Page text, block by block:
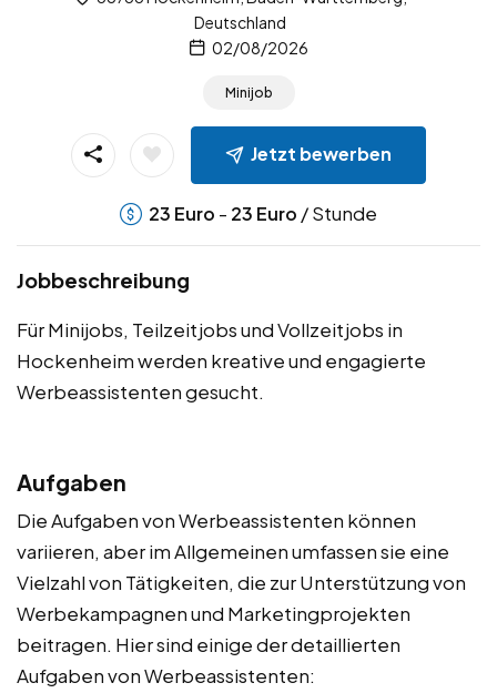
Deutschland
02/08/2026
Minijob
Jetzt bewerben
23 Euro - 23 Euro / Stunde
Jobbeschreibung
Für Minijobs, Teilzeitjobs und Vollzeitjobs in
Hockenheim werden kreative und engagierte
Werbeassistenten gesucht.
Aufgaben
Die Aufgaben von Werbeassistenten können
variieren, aber im Allgemeinen umfassen sie eine
Vielzahl von Tätigkeiten, die zur Unterstützung von
Werbekampagnen und Marketingprojekten
beitragen. Hier sind einige der detaillierten
Aufgaben von Werbeassistenten: